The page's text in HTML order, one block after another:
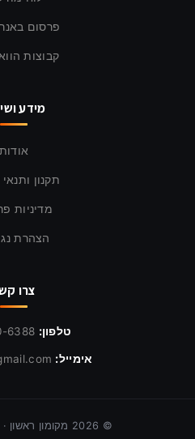
פרסום
קבוצות
מידע
אודות
תקנון
מדיניות
הצהרת
צרו
טלפון: 6388
אימייל:
©
2026 מקומון ראשון